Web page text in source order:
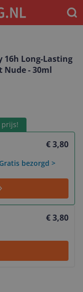
16h Long-Lasting
Nude - 30ml
prijs!
€ 3,80
bezorgd >
€ 3,80